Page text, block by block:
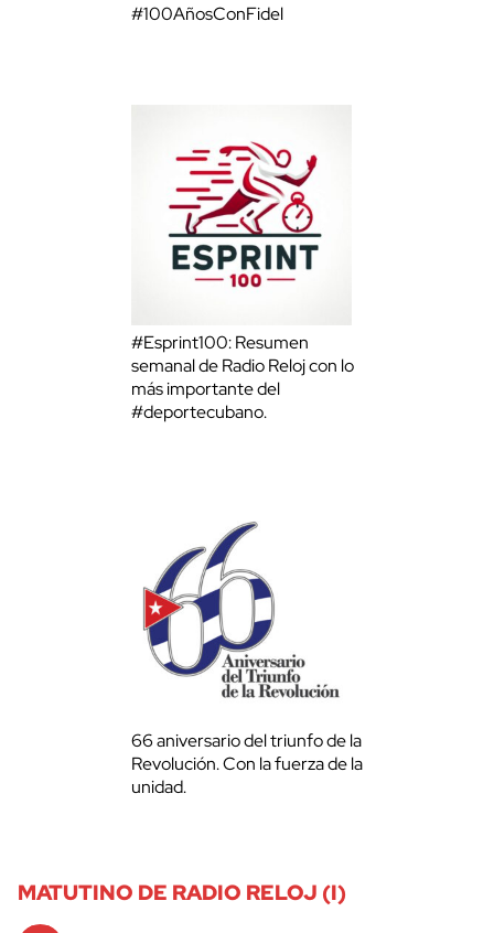
#100AñosConFidel
#Esprint100: Resumen
semanal de Radio Reloj con lo
más importante del
#deportecubano.
66 aniversario del triunfo de la
Revolución. Con la fuerza de la
unidad.
MATUTINO DE RADIO RELOJ (I)